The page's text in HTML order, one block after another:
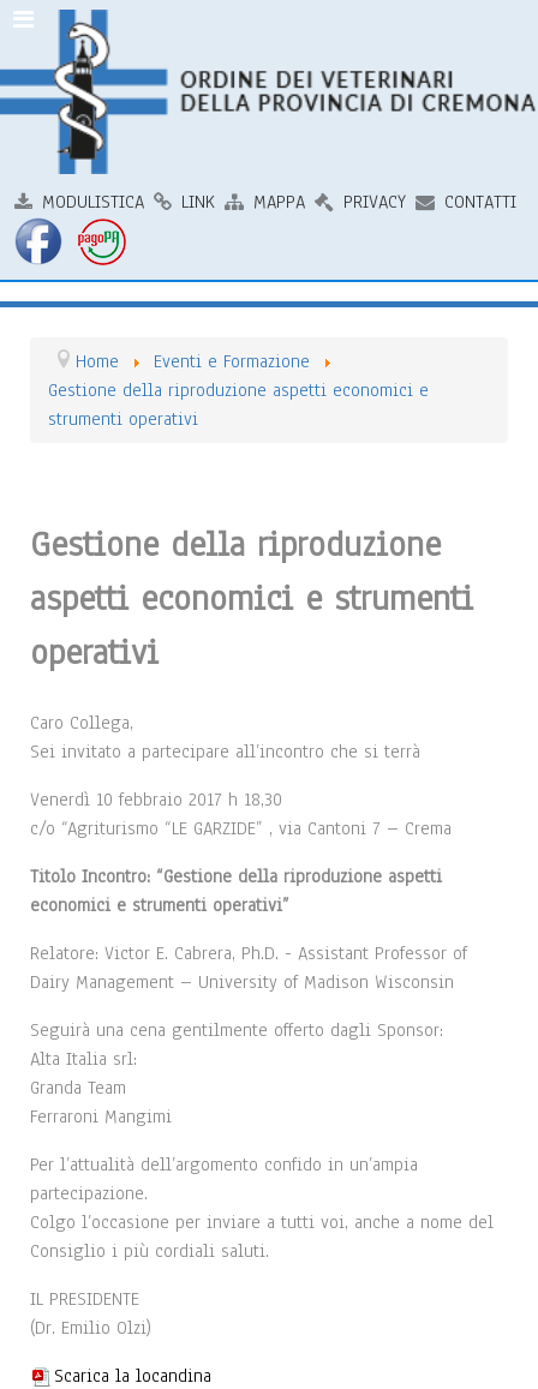
MODULISTICA LINK MAPPA PRIVACY CONTATTI
Home
Eventi e Formazione
Gestione della riproduzione aspetti economici e
strumenti operativi
Gestione della riproduzione
aspetti economici e strumenti
operativi
Caro Collega,
Sei invitato a partecipare all’incontro che si terrà
Venerdì 10 febbraio 2017 h 18,30
c/o “Agriturismo “LE GARZIDE” , via Cantoni 7 – Crema
Titolo Incontro: “Gestione della riproduzione aspetti
economici e strumenti operativi”
Relatore: Victor E. Cabrera, Ph.D. - Assistant Professor of
Dairy Management – University of Madison Wisconsin
Seguirà una cena gentilmente offerto dagli Sponsor:
Alta Italia srl:
Granda Team
Ferraroni Mangimi
Per l’attualità dell’argomento confido in un’ampia
partecipazione.
Colgo l’occasione per inviare a tutti voi, anche a nome del
Consiglio i più cordiali saluti.
IL PRESIDENTE
(Dr. Emilio Olzi)
Scarica la locandina